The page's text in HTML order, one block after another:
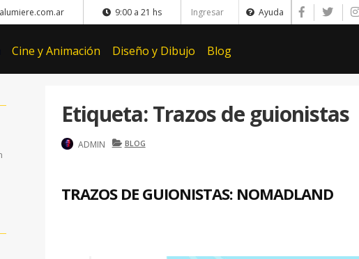
9:00 a 21 hs Ingresar Ayuda
Cine y Animación Diseño y Dibujo Blog
Etiqueta:Trazos de guionistas
ADMIN BLOG
TRAZOS DE GUIONISTAS: NOMADLAND